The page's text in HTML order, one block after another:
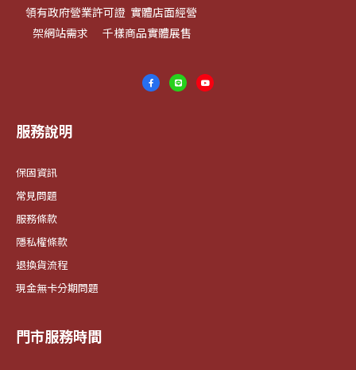
領有政府營業許可證 實體店面經營
架網站需求 千樣商品實體展售
服務說明
保固資訊
常見問題
服務條款
隱私權條款
退換貨流程
現金無卡分期問題
門市服務時間